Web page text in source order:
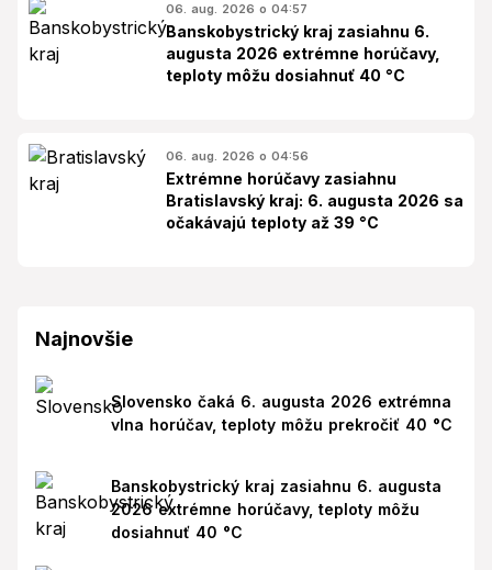
06. aug. 2026 o 04:57
Banskobystrický kraj zasiahnu 6.
augusta 2026 extrémne horúčavy,
teploty môžu dosiahnuť 40 °C
06. aug. 2026 o 04:56
Extrémne horúčavy zasiahnu
Bratislavský kraj: 6. augusta 2026 sa
očakávajú teploty až 39 °C
Najnovšie
Slovensko čaká 6. augusta 2026 extrémna
vlna horúčav, teploty môžu prekročiť 40 °C
Banskobystrický kraj zasiahnu 6. augusta
2026 extrémne horúčavy, teploty môžu
dosiahnuť 40 °C